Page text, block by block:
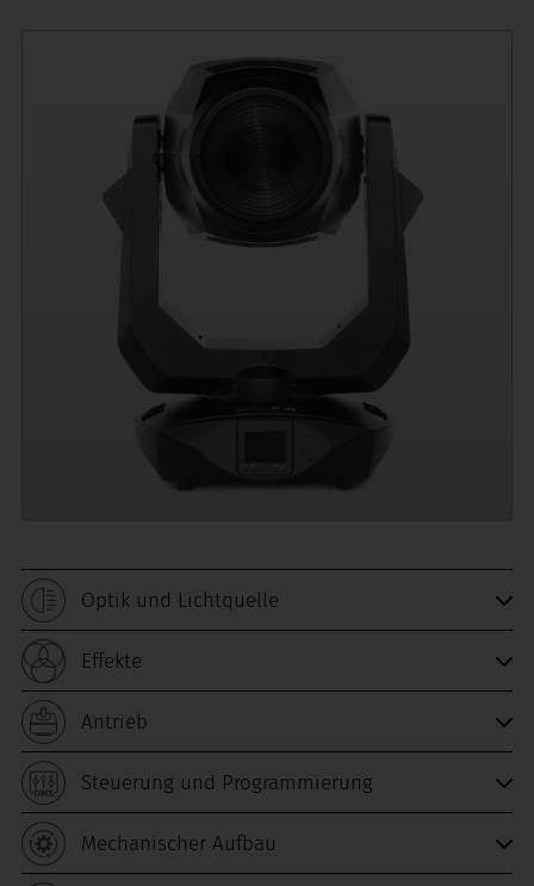
Optik und Lichtquelle
Effekte
Antrieb
Steuerung und Programmierung
Mechanischer Aufbau